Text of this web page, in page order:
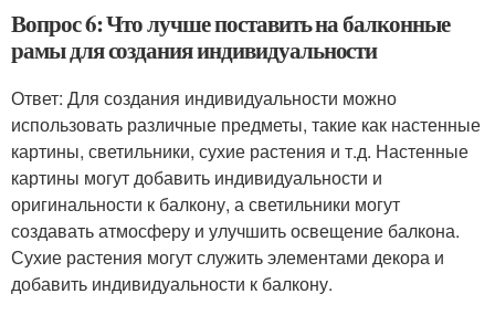
Вопрос 6: Что лучше поставить на балконные
рамы для создания индивидуальности
Ответ: Для создания индивидуальности можно
использовать различные предметы, такие как настенные
картины, светильники, сухие растения и т.д. Настенные
картины могут добавить индивидуальности и
оригинальности к балкону, а светильники могут
создавать атмосферу и улучшить освещение балкона.
Сухие растения могут служить элементами декора и
добавить индивидуальности к балкону.